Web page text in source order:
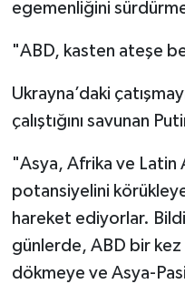
egemenliğini
"ABD, kasten ateşe
Ukrayna’daki
çalıştığını savunan
"Asya, Afrika ve Latin
potansiyelini
hareket ediyorlar.
günlerde, ABD bir
dökmeye ve Asya-